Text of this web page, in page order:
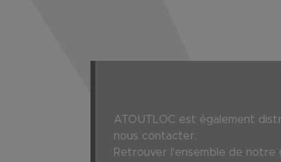
ATOUTLOC est également
nous contacter.
Retrouver l'ensemble de notre